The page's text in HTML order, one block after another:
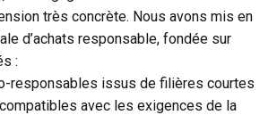
très concrète. Nous avons mis en
d’achats responsable, fondée sur
:
responsables issus de filières courtes
avec les exigences de la